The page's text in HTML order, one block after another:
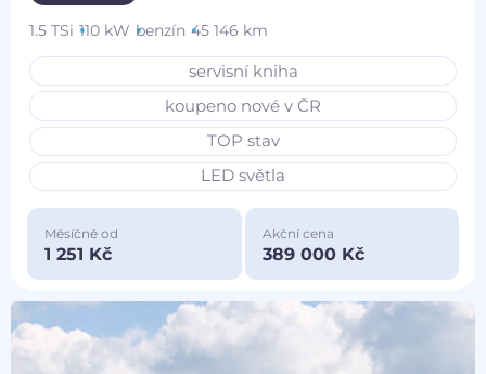
1.5 TSi 110 kW benzín 45 146 km
servisní kniha
koupeno nové v ČR
TOP stav
LED světla
Měsíčně od
1 251 Kč
Akční cena
389 000 Kč